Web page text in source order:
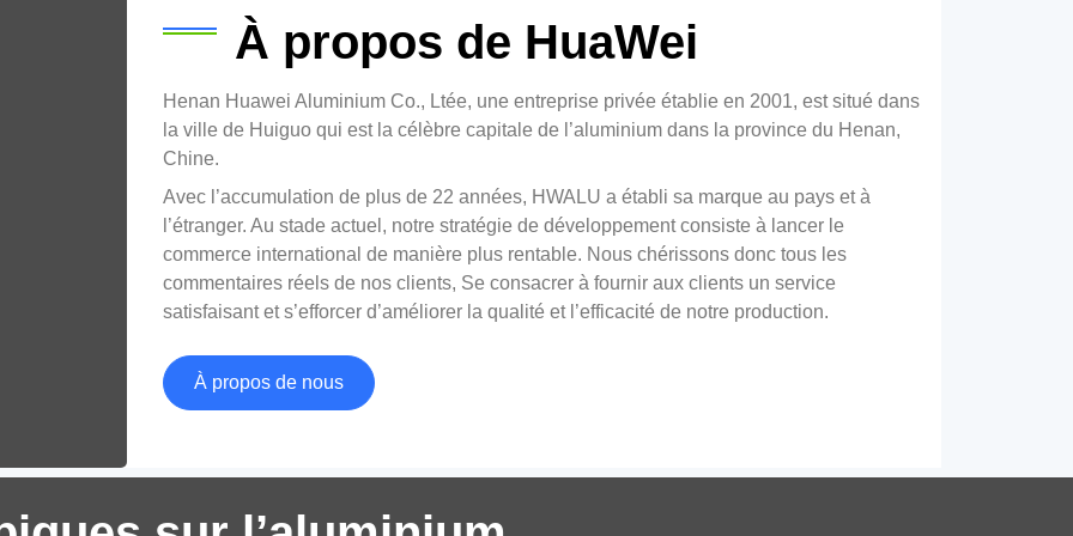
À propos de HuaWei
Henan Huawei Aluminium Co., Ltée, une entreprise privée établie en 2001, est situé dans
la ville de Huiguo qui est la célèbre capitale de l’aluminium dans la province du Henan,
Chine.
Avec l’accumulation de plus de 22 années, HWALU a établi sa marque au pays et à
l’étranger. Au stade actuel, notre stratégie de développement consiste à lancer le
commerce international de manière plus rentable. Nous chérissons donc tous les
commentaires réels de nos clients, Se consacrer à fournir aux clients un service
satisfaisant et s’efforcer d’améliorer la qualité et l’efficacité de notre production.
À propos de nous
8011 Feuille d'aluminium H18 pour
emballage blister
Découvrez les performances supérieures de
8011 Feuille d'aluminium H18 pour
Feuille d'aluminium pour panneaux
sandwich isolés